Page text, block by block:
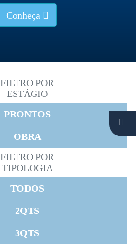
Conheça
FILTRO POR
ESTÁGIO
PRONTOS
OBRA
FILTRO POR
TIPOLOGIA
TODOS
2QTS
3QTS